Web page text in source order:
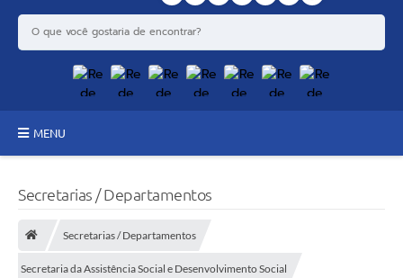
MENU
Secretarias / Departamentos
Secretarias / Departamentos
Secretaria da Assistência Social e Desenvolvimento Social